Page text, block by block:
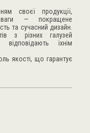
своєї продукції,
— покращене
та сучасний дизайн.
з різних галузей
їхнім
якості, що гарантує